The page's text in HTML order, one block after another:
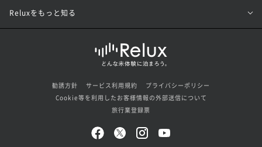
Reluxをもっと知る
勧誘方針 サービス利用規約
プライバシーポリシー
Cookie等を利用したお客様情報の外部送信について
旅行業登録票